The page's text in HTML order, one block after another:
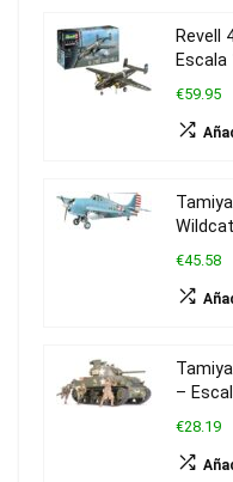
Revell
Escala
€59.95
€45.58
–
€28.19